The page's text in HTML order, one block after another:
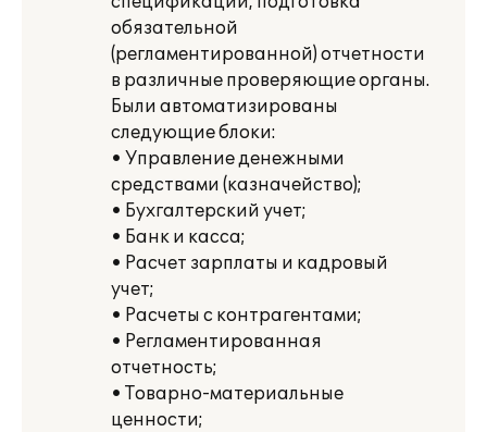
обязательной
(регламентированной) отчетности
в различные проверяющие органы.
Были автоматизированы
следующие блоки:
• Управление денежными
средствами (казначейство);
• Бухгалтерский учет;
• Банк и касса;
• Расчет зарплаты и кадровый
учет;
• Расчеты с контрагентами;
• Регламентированная
отчетность;
• Товарно-материальные
ценности;